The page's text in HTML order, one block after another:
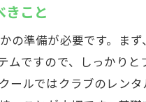
レッスン前
ゴルフ場で
費用と時間
きこと
の準備が必要です。ま
ムですので、しっかり
ールではクラブのレン